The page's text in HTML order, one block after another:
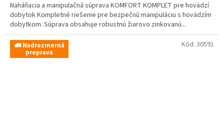
Naháňacia a manipulačná súprava KOMFORT KOMPLET pre hovädzí
dobytok Kompletné riešenie pre bezpečnú manipuláciu s hovädzím
dobytkom. Súprava obsahuje robustnú žiarovo zinkovanú...
🚛 Nadrozmerná
preprava
Kód: 30591